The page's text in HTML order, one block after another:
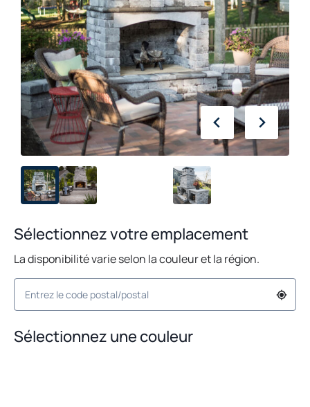
Sélectionnez votre emplacement
La disponibilité varie selon la couleur et la région.
Sélectionnez une couleur